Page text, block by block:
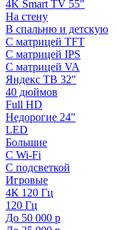
4K Smart TV 55"
На стену
В спальню и детскую
С матрицей TFT
С матрицей IPS
С матрицей VA
Яндекс ТВ 32"
40 дюймов
Full HD
Недорогие 24"
LED
Большие
С Wi-Fi
С подсветкой
Игровые
4К 120 Гц
120 Гц
До 50 000 р